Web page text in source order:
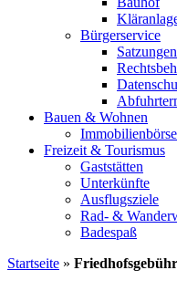
Bürgerservice
Satzungen
Bauen & Wohnen
Immobilienbörse
Freizeit & Tourismus
Gaststätten
Unterkünfte
Ausflugsziele
Rad- &
Badespaß
Startseite »